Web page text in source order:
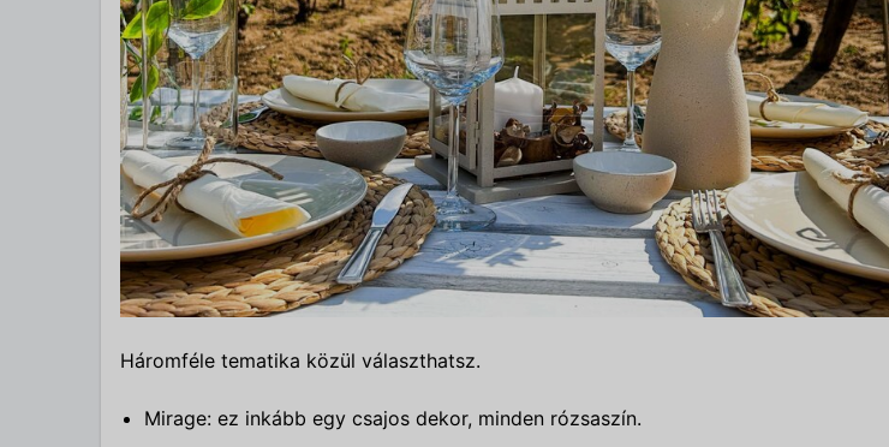
Háromféle tematika közül választhatsz.
Mirage: ez inkább egy csajos dekor, minden rózsaszín.